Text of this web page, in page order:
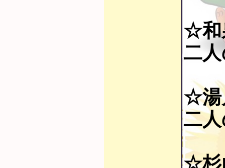
☆和
二
☆湯
二
☆杉